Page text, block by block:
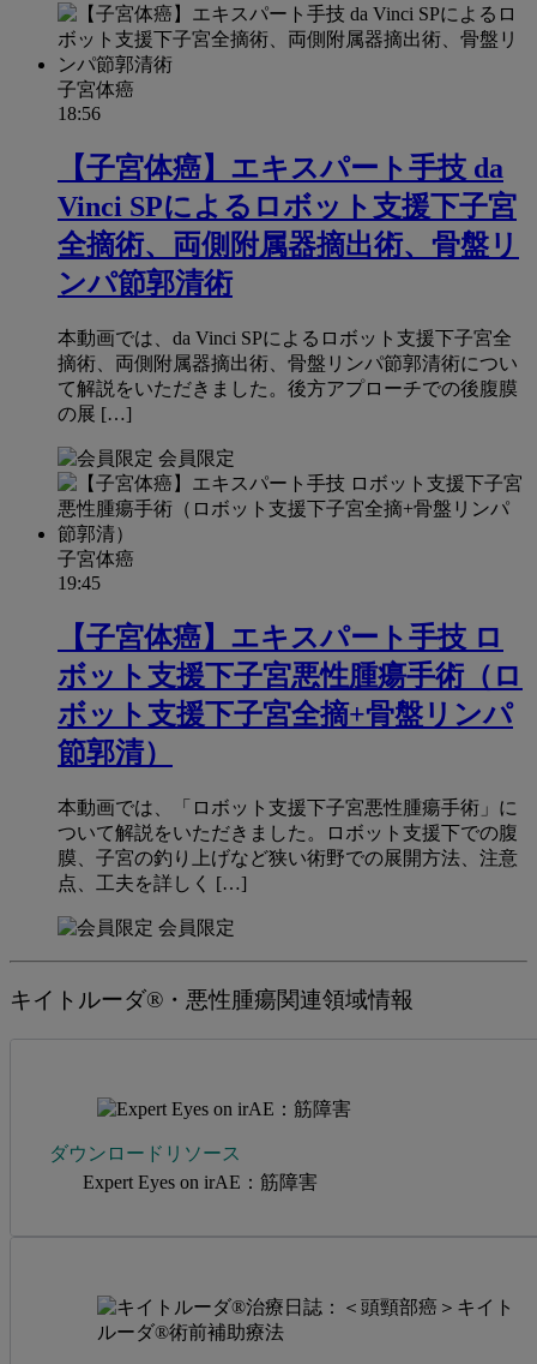
子宮体癌
18:56
【子宮体癌】エキスパート手技 da
Vinci SPによるロボット支援下子宮
全摘術、両側附属器摘出術、骨盤リ
ンパ節郭清術
本動画では、da Vinci SPによるロボット支援下子宮全
摘術、両側附属器摘出術、骨盤リンパ節郭清術につい
て解説をいただきました。後方アプローチでの後腹膜
の展 […]
会員限定
子宮体癌
19:45
【子宮体癌】エキスパート手技 ロ
ボット支援下子宮悪性腫瘍手術（ロ
ボット支援下子宮全摘+骨盤リンパ
節郭清）
本動画では、「ロボット支援下子宮悪性腫瘍手術」に
ついて解説をいただきました。ロボット支援下での腹
膜、子宮の釣り上げなど狭い術野での展開方法、注意
点、工夫を詳しく […]
会員限定
キイトルーダ®・悪性腫瘍関連領域情報
ダウンロードリソース
Expert Eyes on irAE：筋障害